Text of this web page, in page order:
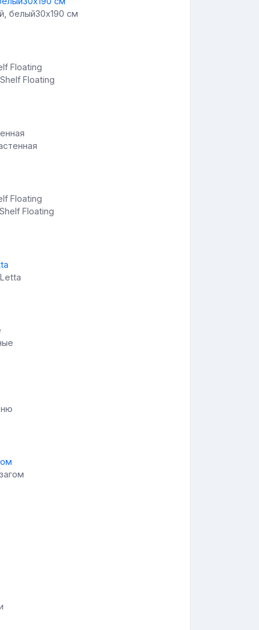
белый30x190 см
Floating
Floating